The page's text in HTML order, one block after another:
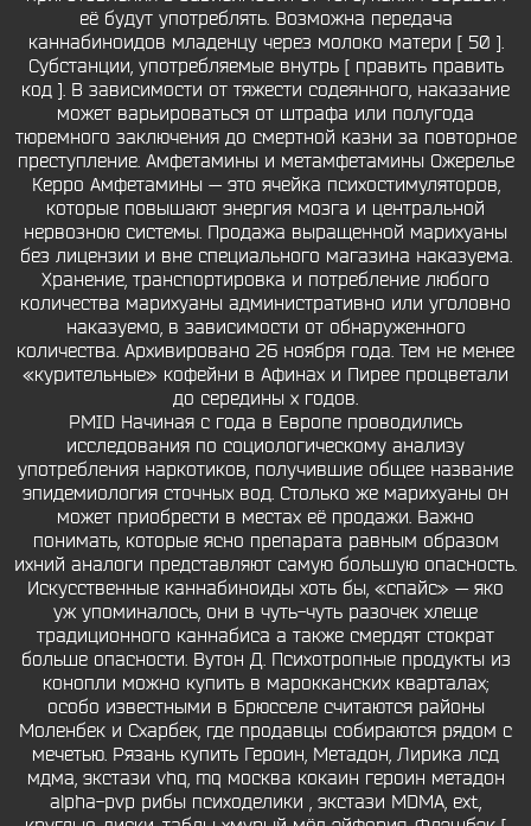
её будут употреблять. Возможна передача
каннабиноидов младенцу через молоко матери [ 50 ].
Субстанции, употребляемые внутрь [ править править
код ]. В зависимости от тяжести содеянного, наказание
может варьироваться от штрафа или полугода
тюремного заключения до смертной казни за повторное
преступление. Амфетамины и метамфетамины Ожерелье
Керро Амфетамины — это ячейка психостимуляторов,
которые повышают энергия мозга и центральной
нервозною системы. Продажа выращенной марихуаны
без лицензии и вне специального магазина наказуема.
Хранение, транспортировка и потребление любого
количества марихуаны административно или уголовно
наказуемо, в зависимости от обнаруженного
количества. Архивировано 26 ноября года. Тем не менее
«курительные» кофейни в Афинах и Пирее процветали
до середины х годов.
PMID Начиная с года в Европе проводились
исследования по социологическому анализу
употребления наркотиков, получившие общее название
эпидемиология сточных вод. Столько же марихуаны он
может приобрести в местах её продажи. Важно
понимать, которые ясно препарата равным образом
ихний аналоги представляют самую большую опасность.
Искусственные каннабиноиды хоть бы, «спайс» — яко
уж упоминалось, они в чуть-чуть разочек хлеще
традиционного каннабиса а также смердят стократ
больше опасности. Вутон Д. Психотропные продукты из
конопли можно купить в марокканских кварталах;
особо известными в Брюсселе считаются районы
Моленбек и Схарбек, где продавцы собираются рядом с
мечетью. Рязань купить Героин, Метадон, Лирика лсд
мдма, экстази vhq, mq москва кокаин героин метадон
alpha-pvp рибы психоделики , экстази MDMA, ext,